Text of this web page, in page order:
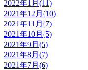
2022年1月(11)
2021年12月(10)
2021年11月(7)
2021年10月(5)
2021年9月(5)
2021年8月(7)
2021年7月(6)